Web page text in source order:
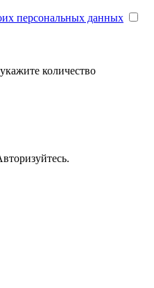
персональных данных
количество